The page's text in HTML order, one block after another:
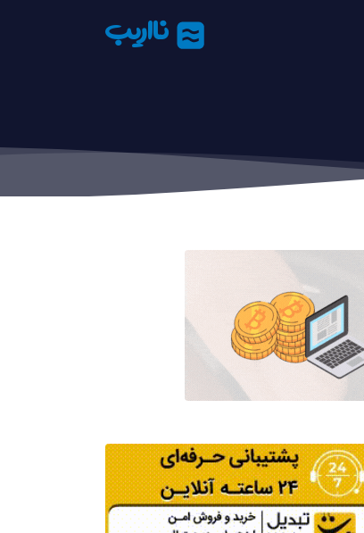
نااریب